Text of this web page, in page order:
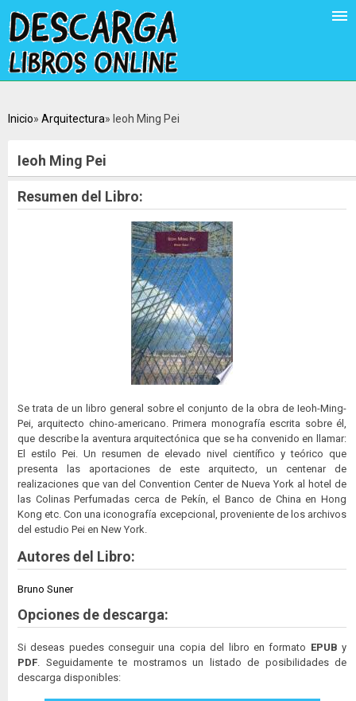
Inicio Arquitectura Ieoh Ming Pei
Ieoh Ming Pei
Resumen del Libro:
Se trata de un libro general sobre el conjunto de la obra de Ieoh-Ming-
Pei, arquitecto chino-americano. Primera monografía escrita sobre él,
que describe la aventura arquitectónica que se ha convenido en llamar:
El estilo Pei. Un resumen de elevado nivel científico y teórico que
presenta las aportaciones de este arquitecto, un centenar de
realizaciones que van del Convention Center de Nueva York al hotel de
las Colinas Perfumadas cerca de Pekín, el Banco de China en Hong
Kong etc. Con una iconografía excepcional, proveniente de los archivos
del estudio Pei en New York.
Autores del Libro:
Bruno Suner
Opciones de descarga:
Si deseas puedes conseguir una copia del libro en formato EPUB y
PDF . Seguidamente te mostramos un listado de posibilidades de
descarga disponibles: